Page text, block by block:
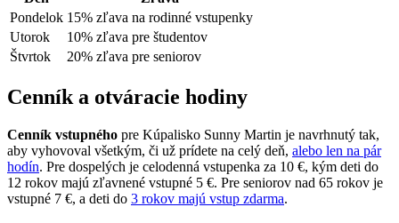
Pondelok 15% zľava na rodinné vstupenky
Utorok
10% zľava pre študentov
Štvrtok
20% zľava pre seniorov
Cenník a otváracie hodiny
Cenník vstupného pre Kúpalisko Sunny Martin je navrhnutý tak,
aby vyhovoval všetkým, či už prídete na celý deň, alebo len na pár
hodín. Pre dospelých je celodenná vstupenka za 10 €, kým deti do
12 rokov majú zľavnené vstupné 5 €. Pre seniorov nad 65 rokov je
vstupné 7 €, a deti do 3 rokov majú vstup zdarma.